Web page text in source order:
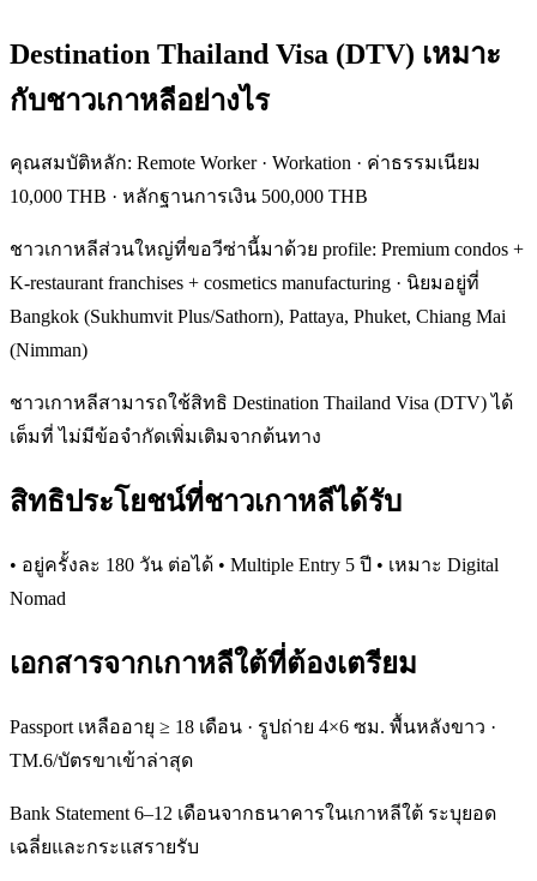
Destination Thailand Visa (DTV) เหมาะ
กับชาวเกาหลีอย่างไร
คุณสมบัติหลัก: Remote Worker · Workation · ค่าธรรมเนียม
10,000 THB · หลักฐานการเงิน 500,000 THB
ชาวเกาหลีส่วนใหญ่ที่ขอวีซ่านี้มาด้วย profile: Premium condos +
K-restaurant franchises + cosmetics manufacturing · นิยมอยู่ที่
Bangkok (Sukhumvit Plus/Sathorn), Pattaya, Phuket, Chiang Mai
(Nimman)
ชาวเกาหลีสามารถใช้สิทธิ Destination Thailand Visa (DTV) ได้
เต็มที่ ไม่มีข้อจำกัดเพิ่มเติมจากต้นทาง
สิทธิประโยชน์ที่ชาวเกาหลีได้รับ
• อยู่ครั้งละ 180 วัน ต่อได้ • Multiple Entry 5 ปี • เหมาะ Digital
Nomad
เอกสารจากเกาหลีใต้ที่ต้องเตรียม
Passport เหลืออายุ ≥ 18 เดือน · รูปถ่าย 4×6 ซม. พื้นหลังขาว ·
TM.6/บัตรขาเข้าล่าสุด
Bank Statement 6–12 เดือนจากธนาคารในเกาหลีใต้ ระบุยอด
เฉลี่ยและกระแสรายรับ